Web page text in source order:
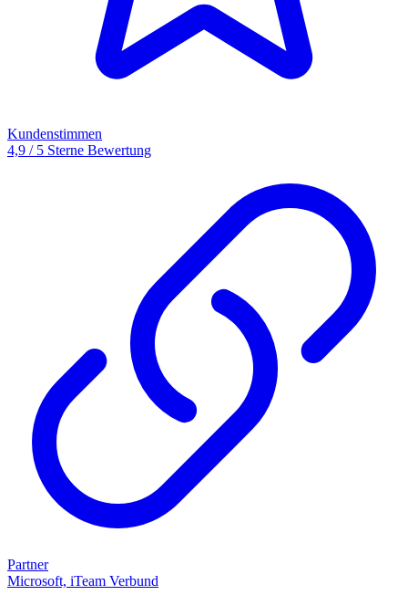
Kundenstimmen
4,9 / 5 Sterne Bewertung
Partner
Microsoft, iTeam Verbund